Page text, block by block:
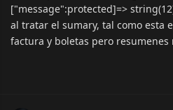
["message":protected]=>
al tratar el sumary, tal como esta
factura y boletas pero resumenes